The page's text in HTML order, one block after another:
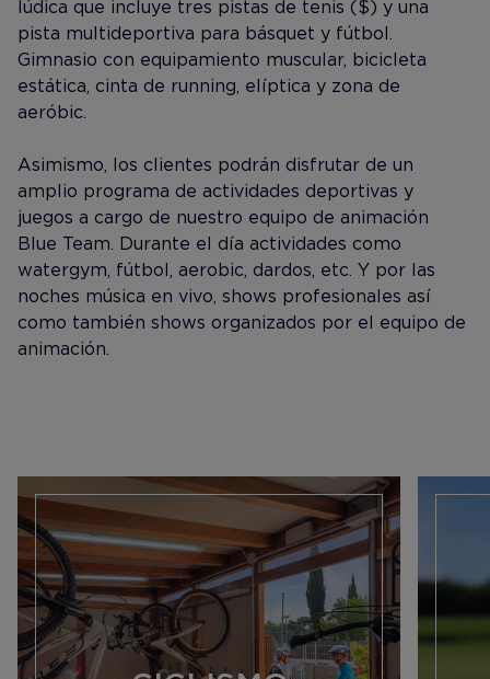
lúdica que incluye tres pistas de tenis ($) y una
pista multideportiva para básquet y fútbol.
Gimnasio con equipamiento muscular, bicicleta
estática, cinta de running, elíptica y zona de
aeróbic.
Asimismo, los clientes podrán disfrutar de un
amplio programa de actividades deportivas y
juegos a cargo de nuestro equipo de animación
Blue Team. Durante el día actividades como
watergym, fútbol, aerobic, dardos, etc. Y por las
noches música en vivo, shows profesionales así
como también shows organizados por el equipo de
animación.